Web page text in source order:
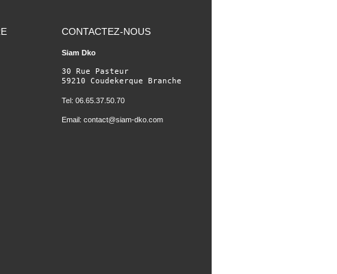
CONTACTEZ-NOUS
Siam Dko
30 Rue Pasteur
59210 Coudekerque Branche
Tel: 06.65.37.50.70
Email: contact@siam-dko.com